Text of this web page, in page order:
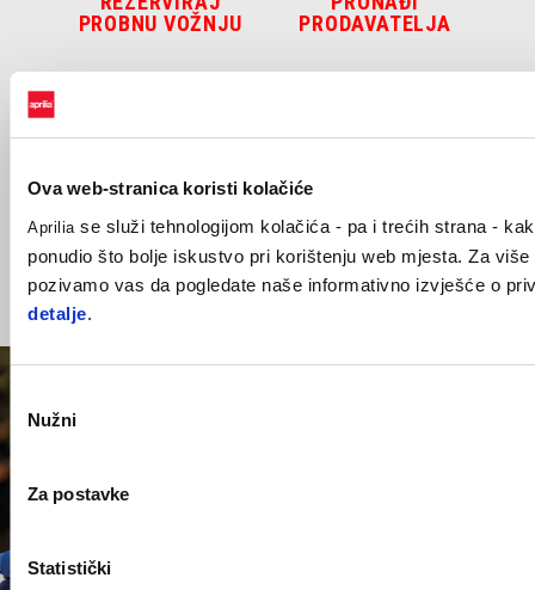
Ova web-stranica koristi kolačiće
Aprilia se služi tehnologijom kolačića - pa i trećih strana -
ponudio što bolje iskustvo pri korištenju web mjesta. Za
pozivamo vas da pogledate naše informativno izvješće o
detalje.
pristanka
Nužni
Za postavke
Statistički
PROBNU VOŽNJU
PRODAVATELJA
KONFIGURIRAJ
REZERVIRAJ
TERMIN SASTANKA